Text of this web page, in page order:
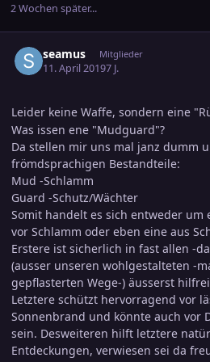
2 Wochen später...
seamus Mitglieder
11. April 20197 J.
Leider keine Waffe, sondern eine
Was issen ene "Mudguard"?
Da stellen mir uns mal janz dumm
frömdsprachigen Bestandteile:
Mud -Schlamm
Guard -Schutz/Wächter
Somit handelt es sich entweder um
vor Schlamm oder eben eine aus
Erstere ist sicherlich in fast allen -
(ausser unseren wohlgestalteten -
gepflasterten Wege-) äusserst
Letztere schützt hervorragend vor
Sonnenbrand und könnte auch vor
sein. Desweiteren hilft letztere
Entdeckungen, verwiesen sei da